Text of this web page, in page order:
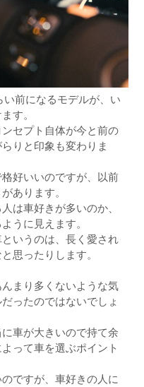
前になるモデルが、い
す。
セプト自体が今と前の
りと印象も変わりま
好いいのですが、以前
あります。
は車好きが多いのか、
うに見えます。
いうのは、長く愛され
思ったりします。
まり多くないような気
ったのではないでしょ
車が大きいので持て余
って車を選ぶポイント
ですが、車好きの人に